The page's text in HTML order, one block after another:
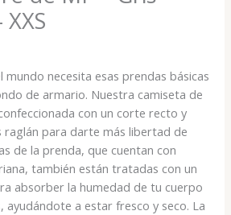
necesita esas prendas básicas
de armario. Nuestra camiseta de
con un corte recto y
raglán para darte más libertad de
de la prenda, que cuentan con
también están tratadas con un
absorber la humedad de tu cuerpo
ayudándote a estar fresco y seco. La